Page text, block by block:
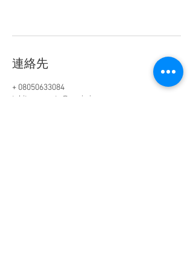
連絡先
+ 08050633084
tukitoaromato@ozzio.jp